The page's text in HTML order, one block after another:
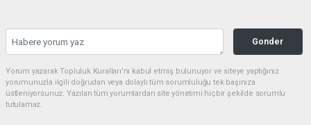
Gonder
Yorum yazarak Topluluk Kuralları’nı kabul etmiş bulunuyor ve siteye yaptığınız
yorumunuzla ilgili doğrudan veya dolaylı tüm sorumluluğu tek başınıza
üstleniyorsunuz. Yazılan tüm yorumlardan site yönetimi hiçbir şekilde sorumlu
tutulamaz.